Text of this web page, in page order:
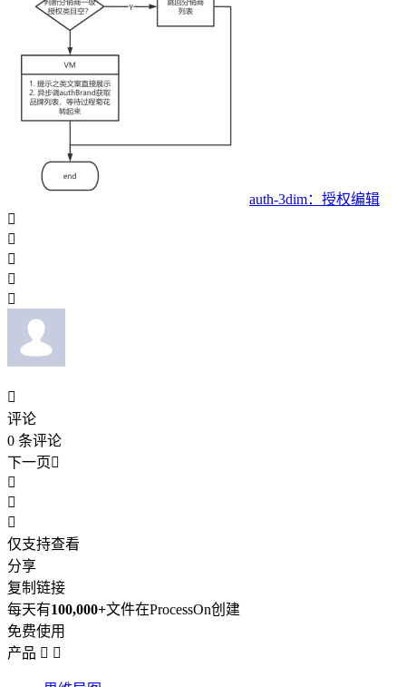
auth-3dim：授权编辑






评论
0 条评论
下一页



仅支持查看
分享
复制链接
每天有100,000+文件在ProcessOn创建
免费使用
产品  